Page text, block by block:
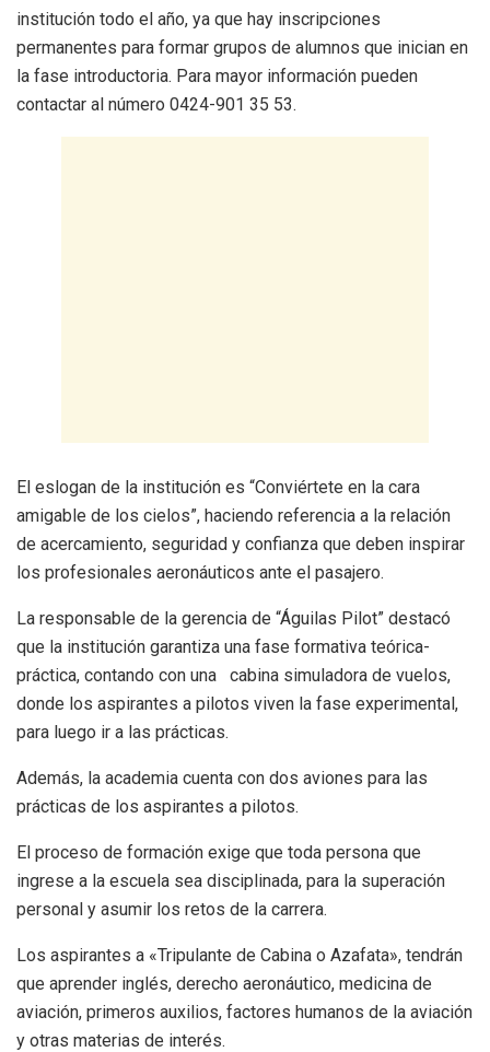
institución todo el año, ya que hay inscripciones
permanentes para formar grupos de alumnos que inician en
la fase introductoria. Para mayor información pueden
contactar al número 0424-901 35 53.
El eslogan de la institución es “Conviértete en la cara
amigable de los cielos”, haciendo referencia a la relación
de acercamiento, seguridad y confianza que deben inspirar
los profesionales aeronáuticos ante el pasajero.
La responsable de la gerencia de “Águilas Pilot” destacó
que la institución garantiza una fase formativa teórica-
práctica, contando con una cabina simuladora de vuelos,
donde los aspirantes a pilotos viven la fase experimental,
para luego ir a las prácticas.
Además, la academia cuenta con dos aviones para las
prácticas de los aspirantes a pilotos.
El proceso de formación exige que toda persona que
ingrese a la escuela sea disciplinada, para la superación
personal y asumir los retos de la carrera.
Los aspirantes a «Tripulante de Cabina o Azafata», tendrán
que aprender inglés, derecho aeronáutico, medicina de
aviación, primeros auxilios, factores humanos de la aviación
y otras materias de interés.